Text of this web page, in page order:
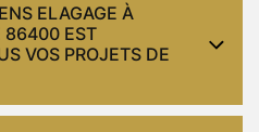
ELAGAGE À
86400 EST
VOS PROJETS DE